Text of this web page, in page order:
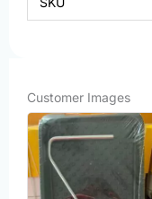
Customer Images